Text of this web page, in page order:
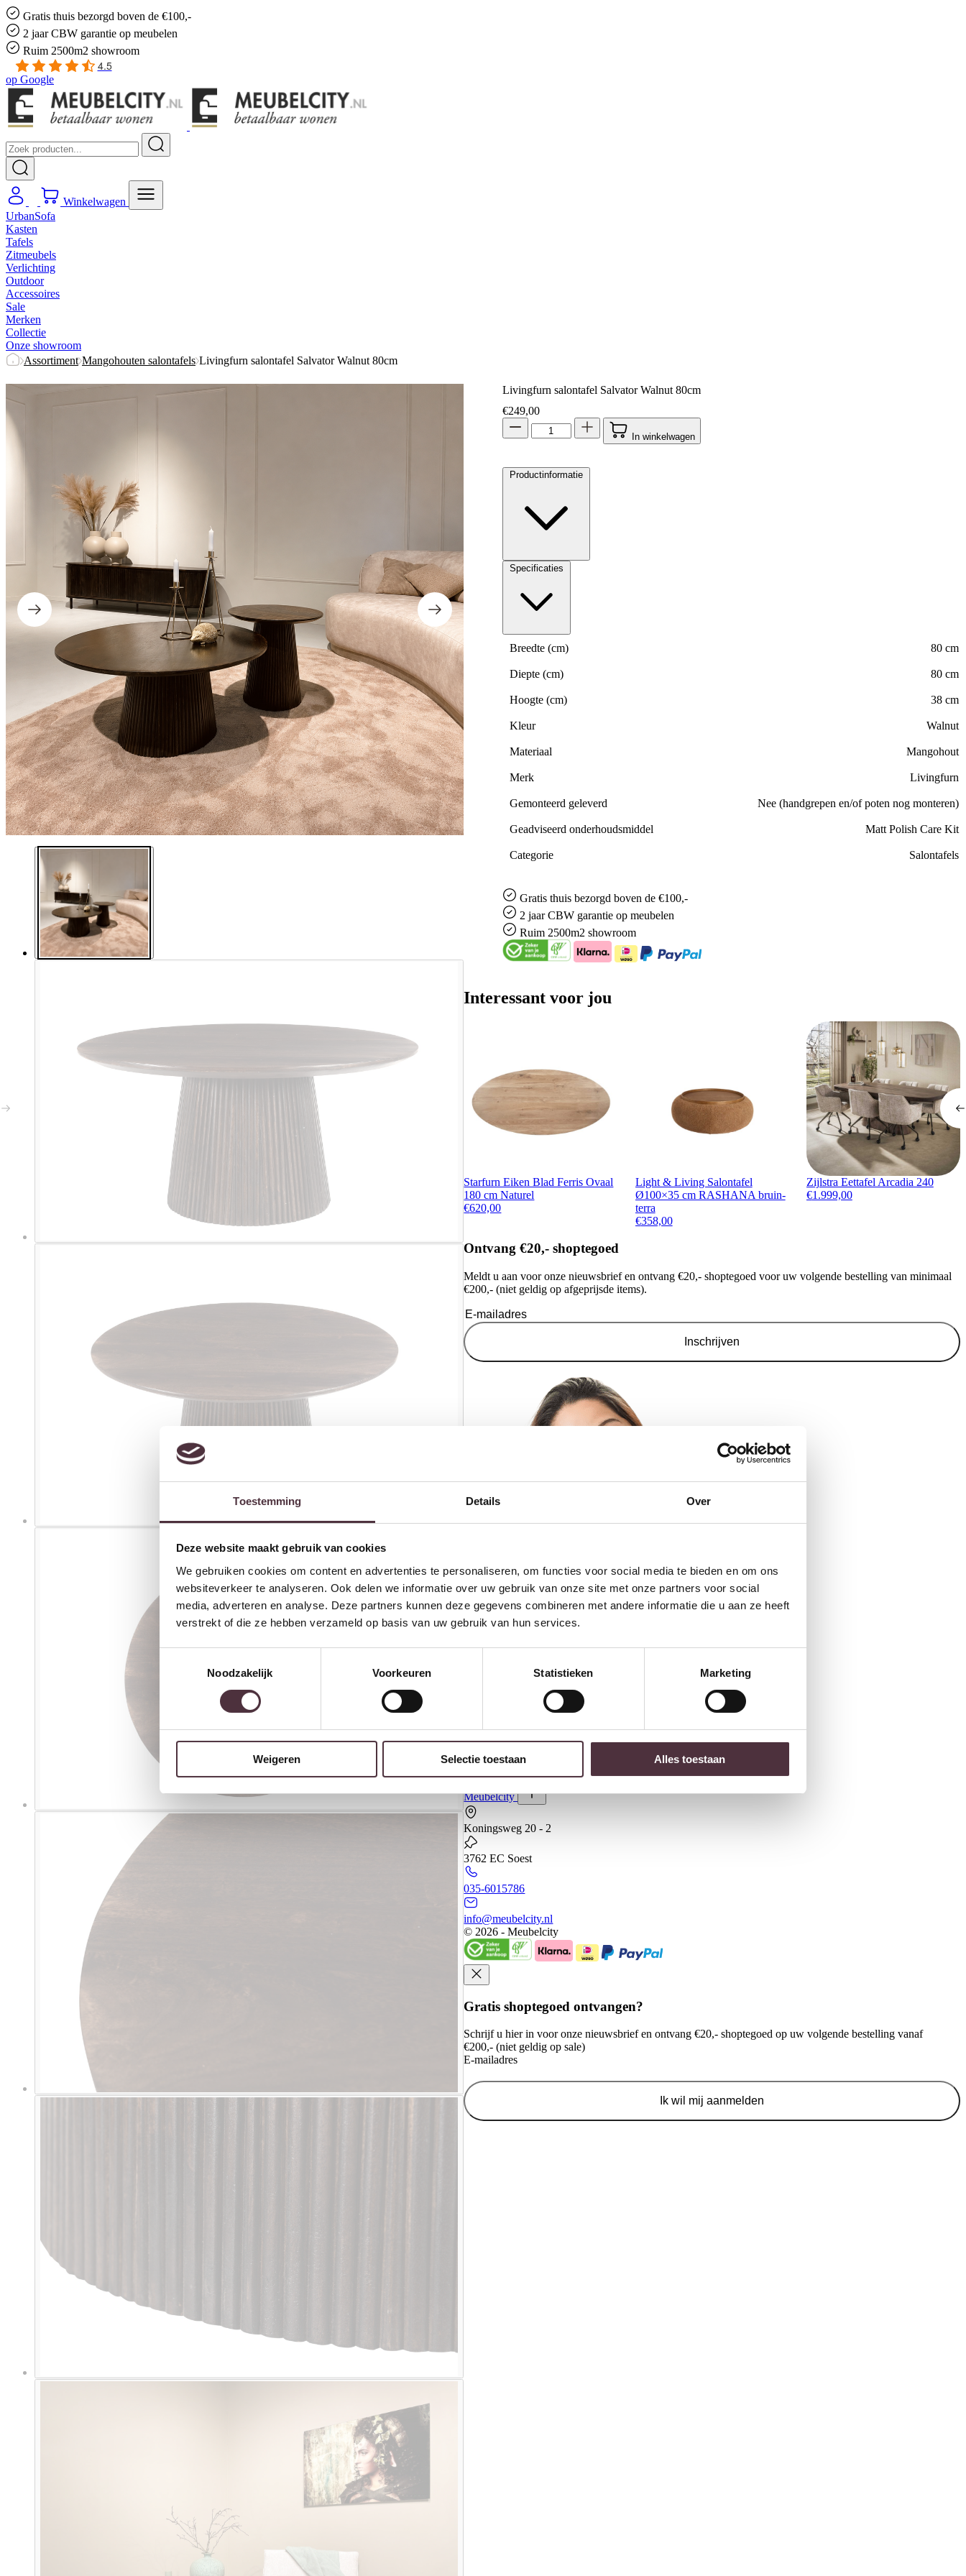
Toestemming Details Over
Deze website maakt gebruik van cookies
We gebruiken cookies om content en advertenties te personaliseren, om functies voor social media te bieden en om ons
websiteverkeer te analyseren. Ook delen we informatie over uw gebruik van onze site met onze partners voor social
media, adverteren en analyse. Deze partners kunnen deze gegevens combineren met andere informatie die u aan ze heeft
verstrekt of die ze hebben verzameld op basis van uw gebruik van hun services.
Noodzakelijk
Voorkeuren Statistieken Marketing
Weigeren Selectie toestaan Alles toestaan
Gratis thuis bezorgd boven de €100,-
2 jaar CBW garantie op meubelen
Ruim 2500m2 showroom
4.5
op Google
Winkelwagen
UrbanSofa
Kasten
Tafels
Zitmeubels
Verlichting
Outdoor
Accessoires
Sale
Merken
Collectie
Onze showroom
Assortiment Mangohouten salontafels Livingfurn salontafel Salvator Walnut 80cm
Livingfurn salontafel Salvator Walnut 80cm
€249,00
In winkelwagen
Productinformatie
Specificaties
Breedte (cm) 80 cm
Diepte (cm) 80 cm
Hoogte (cm) 38 cm
Kleur Walnut
Materiaal Mangohout
Merk Livingfurn
Gemonteerd geleverd Nee (handgrepen en/of poten nog monteren)
Geadviseerd onderhoudsmiddel Matt Polish Care Kit
Categorie Salontafels
Gratisthuis bezorgd boven de €100,-
2 jaar CBW garantieop meubelen
Ruim 2500m2 showroom
Interessant voor jou
Starfurn Eiken Blad Ferris Ovaal
180 cm Naturel
€620,00
Light & Living Salontafel
Ø100×35 cm RASHANA bruin-
terra
€358,00
Zijlstra Eettafel Arcadia 240
€1.999,00
Ontvang €20,- shoptegoed
Meldt u aan voor onze nieuwsbrief en ontvang €20,- shoptegoed voor uw volgende bestelling van minimaal
€200,- (niet geldig op afgeprijsde items).
Inschrijven
Meubelcity
Koningsweg 20 - 2
3762 EC Soest
035-6015786
info@meubelcity.nl
© 2026 - Meubelcity
Gratis shoptegoed ontvangen?
Schrijf u hier in voor onze nieuwsbrief en ontvang €20,- shoptegoed op uw volgende bestelling vanaf
€200,- (niet geldig op sale)
E-mailadres
Ik wil mij aanmelden